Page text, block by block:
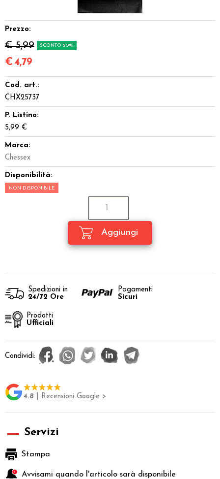
Giocattoli e Gadget
Offerte del Dragone
Prezzo:
€ 5,99 SCONTO 20%
€4,79
Cod. art.:
CHX25737
P. Listino:
5,99 €
Marca:
Chessex
Disponibilità:
NON DISPONIBILE
Spedizioni in
24/72 Ore
Pagamenti
Sicuri
Prodotti
Ufficiali
Condividi:
4.8 | Recensioni Google >
Servizi
Stampa
Avvisami quando l'articolo sarà disponibile